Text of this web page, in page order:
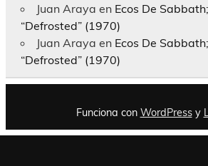
Juan Araya en Ecos De
“Defrosted” (1970)
Juan Araya en Ecos De
“Defrosted” (1970)
Funciona con WordPressy